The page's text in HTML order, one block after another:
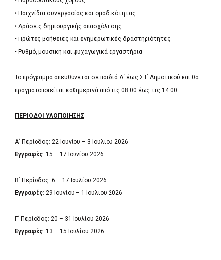
• Παιχνίδια συνεργασίας και ομαδικότητας
• Δράσεις δημιουργικής απασχόλησης
• Πρώτες βοήθειες και ενημερωτικές δραστηριότητες
• Ρυθμό, μουσική και ψυχαγωγικά εργαστήρια
Το πρόγραμμα απευθύνεται σε παιδιά Α΄ έως ΣΤ΄ Δημοτικού και θα
πραγματοποιείται καθημερινά από τις 08:00 έως τις 14:00.
ΠΕΡΙΟΔΟΙ ΥΛΟΠΟΙΗΣΗΣ
Α΄ Περίοδος: 22 Ιουνίου – 3 Ιουλίου 2026
Εγγραφές: 15 – 17 Ιουνίου 2026
Β΄ Περίοδος: 6 – 17 Ιουλίου 2026
Εγγραφές: 29 Ιουνίου – 1 Ιουλίου 2026
Γ΄ Περίοδος: 20 – 31 Ιουλίου 2026
Εγγραφές: 13 – 15 Ιουλίου 2026